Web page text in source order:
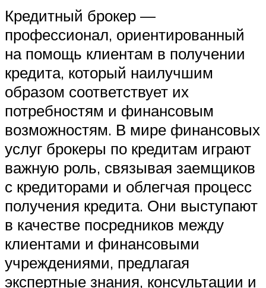
Кредитный брокер —
профессионал, ориентированный
на помощь клиентам в получении
кредита, который наилучшим
образом соответствует их
потребностям и финансовым
возможностям. В мире финансовых
услуг брокеры по кредитам играют
важную роль, связывая заемщиков
с кредиторами и облегчая процесс
получения кредита. Они выступают
в качестве посредников между
клиентами и финансовыми
учреждениями, предлагая
экспертные знания, консультации и